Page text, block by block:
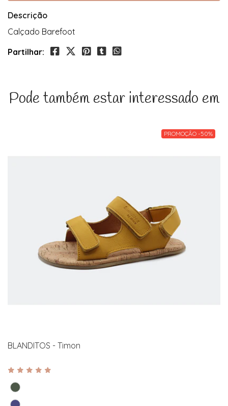
Descrição
Calçado Barefoot
Partilhar:
Pode também estar interessado em
PROMOÇÃO -50%
BLANDITOS - Timon